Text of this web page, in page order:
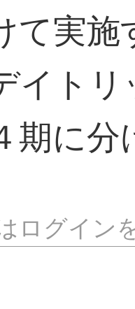
て実
イト
期に分
ログイン